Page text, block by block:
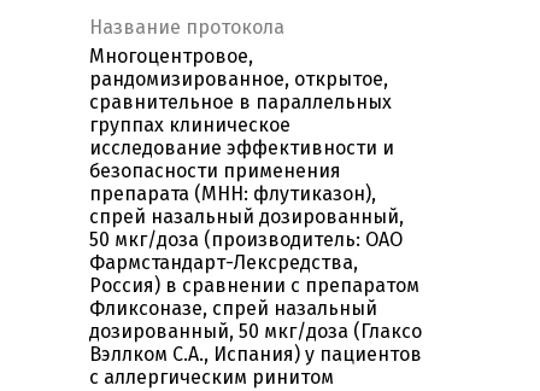
Название протокола
Многоцентровое,
рандомизированное, открытое,
сравнительное в параллельных
группах клиническое
исследование эффективности и
безопасности применения
препарата (МНН: флутиказон),
спрей назальный дозированный,
50 мкг/доза (производитель: ОАО
Фармстандарт-Лексредства,
Россия) в сравнении с препаратом
Фликсоназе, спрей назальный
дозированный, 50 мкг/доза (Глаксо
Вэллком С.А., Испания) у пациентов
с аллергическим ринитом